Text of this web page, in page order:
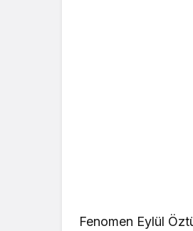
Fenomen Eylül